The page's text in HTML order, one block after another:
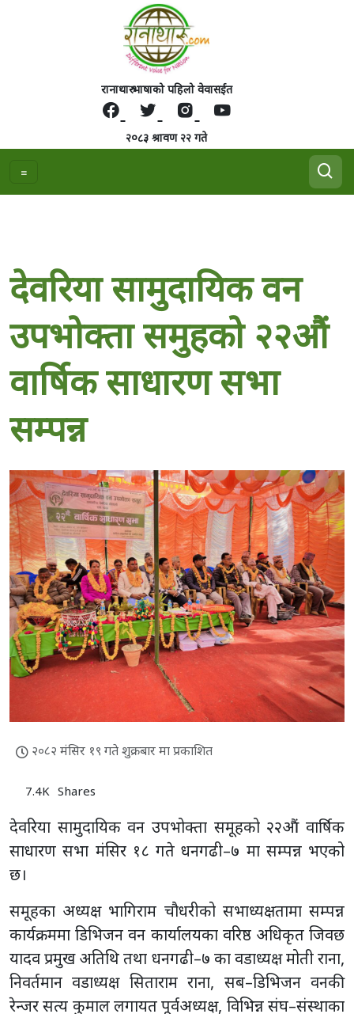
रानाथारु भाषाको पहिलो वेवासईत
२०८३ श्रावण २२ गते
देवरिया सामुदायिक वन
उपभोक्ता समुहको २२‍औं
वार्षिक साधारण सभा
सम्पन्न
२०८२ मंसिर १९ गते शुक्रबार मा प्रकाशित
7.4K Shares
देवरिया सामुदायिक वन उपभोक्ता समूहको २२‍औं वार्षिक
साधारण सभा मंसिर १८ गते धनगढी–७ मा सम्पन्न भएको
छ।
समूहका अध्यक्ष भागिराम चौधरीको सभाध्यक्षतामा सम्पन्न
कार्यक्रममा डिभिजन वन कार्यालयका वरिष्ठ अधिकृत जिवछ
यादव प्रमुख अतिथि तथा धनगढी–७ का वडाध्यक्ष मोती राना,
निवर्तमान वडाध्यक्ष सिताराम राना, सब–डिभिजन वनकी
रेन्जर सत्य कुमाल लगायत पूर्वअध्यक्ष, विभिन्न संघ–संस्थाका